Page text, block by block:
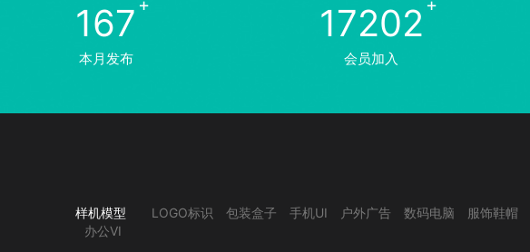
167
本月发布
17202
会员加入
样机模型 LOGO标识 包装盒子 手机UI 户外广告 数码电脑 服饰鞋帽
办公VI